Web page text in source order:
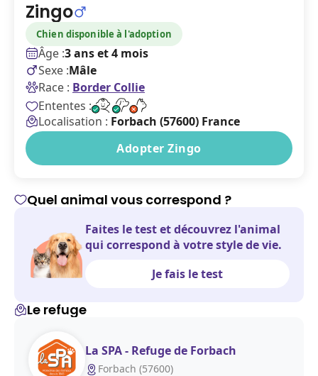
Zingo
Chien disponible à l'adoption
Âge :3 ans et 4 mois
Sexe :Mâle
Race : Border Collie
Ententes :
Localisation : Forbach (57600) France
Adopter Zingo
Quel animal vous correspond ?
Faites le test et découvrez l'animal
qui correspond à votre style de vie.
Je fais le test
Le refuge
La SPA - Refuge de Forbach
Forbach (57600)